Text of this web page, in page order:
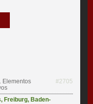
Elementos
#2705
, Freiburg, Baden-